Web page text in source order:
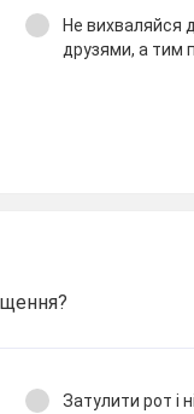
Не вихваляйся
друзями, а тим
Затулити рот і